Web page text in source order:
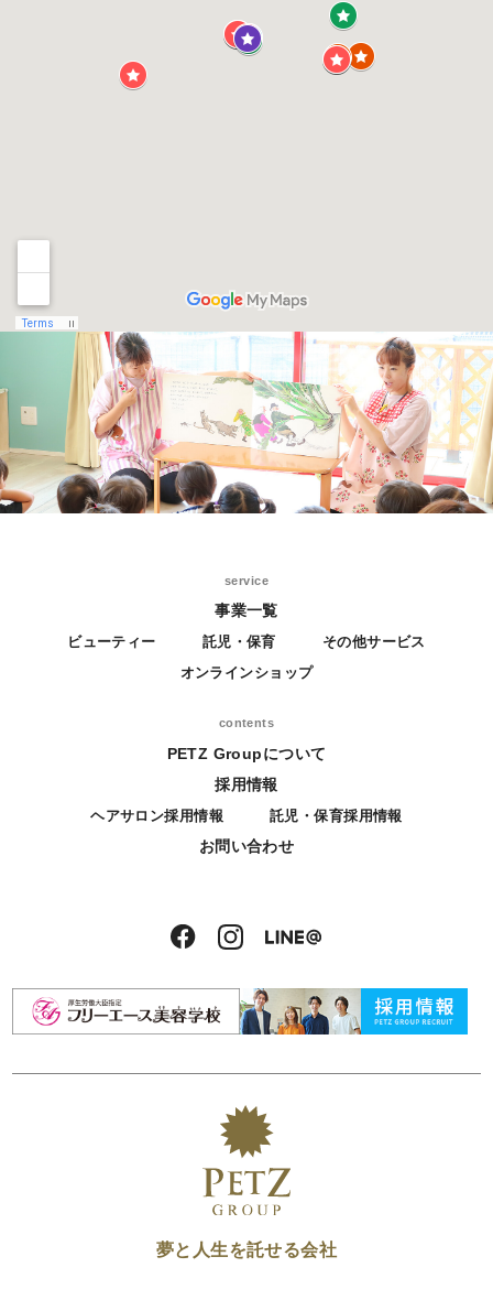
service
事業一覧
ビューティー 託児・保育
その他サービス
オンラインショップ
contents
PETZ Groupについて
採用情報
ヘアサロン採用情報 託児・保育採用情報
お問い合わせ
夢と人生を託せる会社